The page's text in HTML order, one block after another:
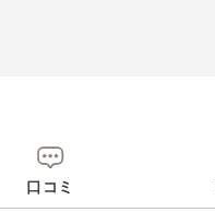
口コミ